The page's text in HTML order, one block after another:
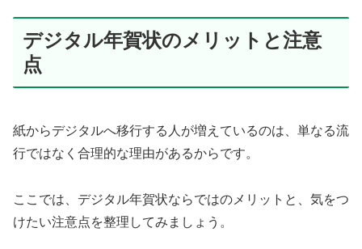
デジタル年賀状のメリットと注意
点
紙からデジタルへ移行する人が増えているのは、単なる流
行ではなく合理的な理由があるからです。
ここでは、デジタル年賀状ならではのメリットと、気をつ
けたい注意点を整理してみましょう。